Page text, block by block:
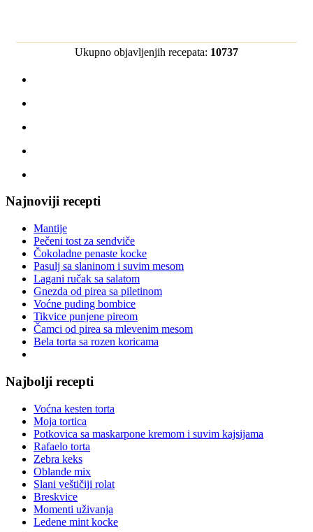
Ukupno objavljenjih recepata: 10737
Najnoviji recepti
Mantije
Pečeni tost za sendviče
Čokoladne penaste kocke
Pasulj sa slaninom i suvim mesom
Lagani ručak sa salatom
Gnezda od pirea sa piletinom
Voćne puding bombice
Tikvice punjene pireom
Čamci od pirea sa mlevenim mesom
Bela torta sa rozen koricama
Najbolji recepti
Voćna kesten torta
Moja tortica
Potkovica sa maskarpone kremom i suvim kajsijama
Rafaelo torta
Zebra keks
Oblande mix
Slani veštičiji rolat
Breskvice
Momenti uživanja
Ledene mint kocke